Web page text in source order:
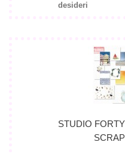
desideri
STUDIO